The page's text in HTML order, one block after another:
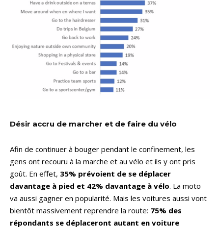
Désir accru de marcher et de faire du vélo
Afin de continuer à bouger pendant le confinement, les
gens ont recouru à la marche et au vélo et ils y ont pris
goût. En effet, 35% prévoient de se déplacer
davantage à pied et 42% davantage à vélo. La moto
va aussi gagner en popularité. Mais les voitures aussi vont
bientôt massivement reprendre la route: 75% des
répondants se déplaceront autant en voiture